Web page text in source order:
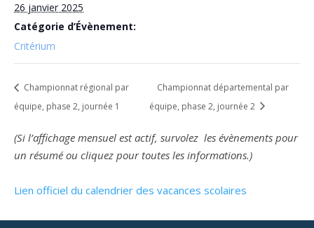
26 janvier 2025
Catégorie d’Évènement:
Critérium
Championnat régional par
équipe, phase 2, journée 1
Championnat départemental par
équipe, phase 2, journée 2
(Si l’affichage mensuel est actif, survolez les évènements pour
un résumé ou cliquez pour toutes les informations.)
Lien officiel du calendrier des vacances scolaires